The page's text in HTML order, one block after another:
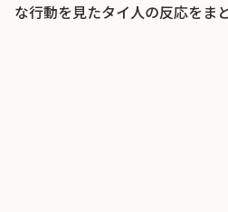
な行動を見たタイ人の反応をま